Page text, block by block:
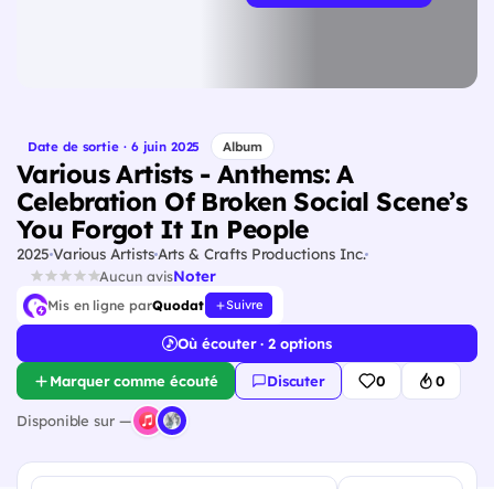
Date de sortie · 6 juin 2025 Album
Various Artists - Anthems: A
Celebration Of Broken Social Scene’s
You Forgot It In People
2025 Various ArtistsArts & Crafts Productions Inc.
Aucun avisNoter
Mis en ligne parQuodat Suivre
Où écouter · 2 options
Marquer comme écouté Discuter 0 0
Disponible sur —